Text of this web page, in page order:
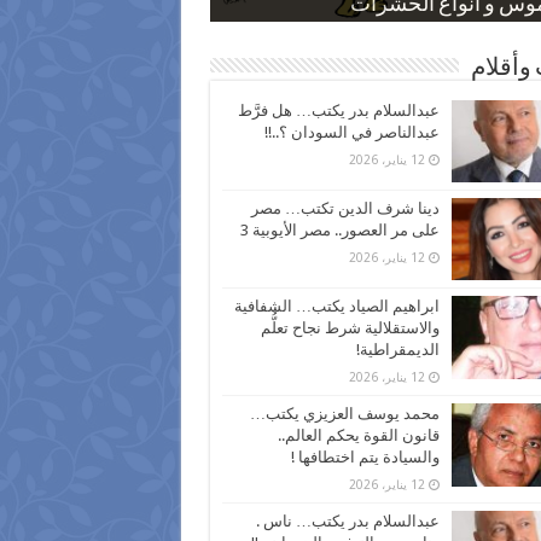
و أنواع الحشرات
بعد ارتفاع الأسعار
نسبة الطلاق في مصر
كاركاتيرية
كاركاتيرية
وأقلام
عبدالسلام بدر يكتب… هل فرَّط
عبدالناصر في السودان ؟..!!
12 يناير، 2026
دينا شرف الدين تكتب… مصر
على مر العصور.. مصر الأيوبية 3
12 يناير، 2026
ابراهيم الصياد يكتب… الشفافية
والاستقلالية شرط نجاح تعلُّم
الديمقراطية!
12 يناير، 2026
محمد يوسف العزيزي يكتب…
قانون القوة يحكم العالم..
والسيادة يتم اختطافها !
12 يناير، 2026
عبدالسلام بدر يكتب… ناس .